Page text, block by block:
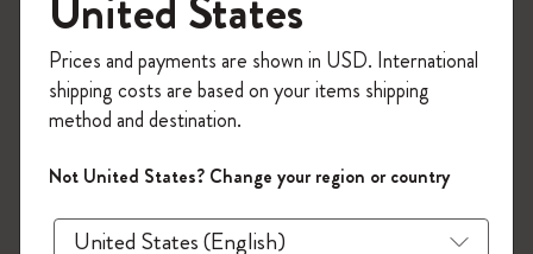
zoom.cta
「WELCOME10」を入力すると、初回注
文が10%オフ＋送料無料になります。セ
ール・アウトレット品は適用外。
Moleskineアカウントを作成して限定オフ
ァーや会員特典、さらに多くのインスピ
レーションを手に入れましょう。
Prices and payments are shown in USD. International
shipping costs are based on your items shipping
method and destination.
Not United States? Change your region or country